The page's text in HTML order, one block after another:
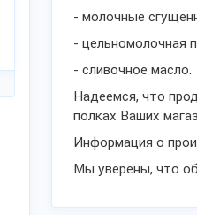
- молочные
- цельномолочная
- сливочное масло.
Надеемся, что
полках Ваших
Информация о
Мы уверены, что